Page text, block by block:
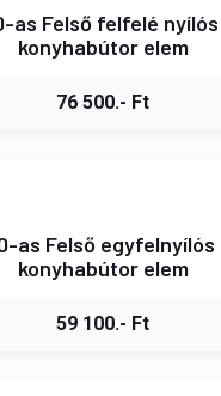
as Felső felfelé
konyhabútor elem
76 500.- Ft
as Felső egyfelnyílós
konyhabútor elem
59 100.- Ft